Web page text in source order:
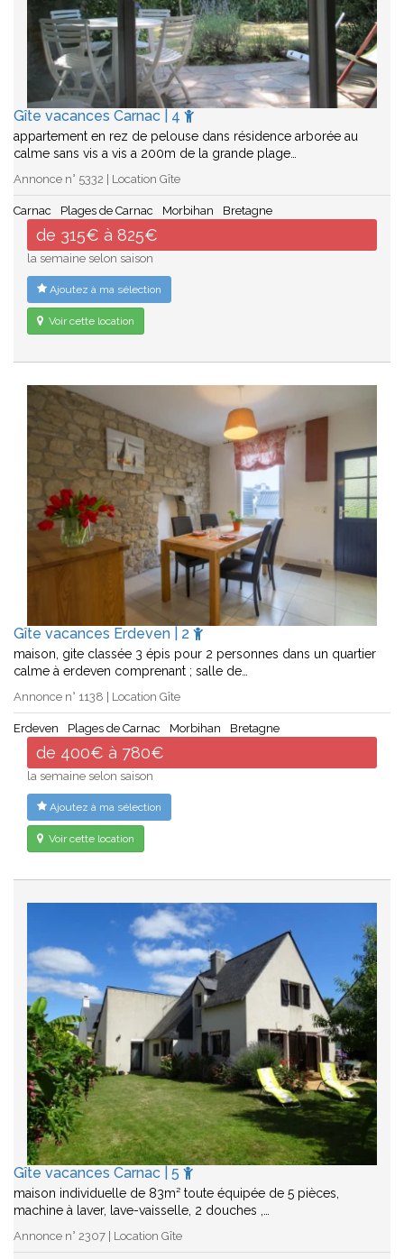
Gîte vacances Carnac | 4
appartement en rez de pelouse dans résidence arborée au
calme sans vis a vis a 200m de la grande plage…
Annonce n° 5332 | Location Gîte
Carnac Plages de Carnac Morbihan Bretagne
de 315€ à 825€
la semaine selon saison
Ajoutez à ma sélection
Voir cette location
Gîte vacances Erdeven | 2
maison, gite classée 3 épis pour 2 personnes dans un quartier
calme à erdeven comprenant ; salle de…
Annonce n° 1138 | Location Gîte
Erdeven Plages de Carnac Morbihan Bretagne
de 400€ à 780€
la semaine selon saison
Ajoutez à ma sélection
Voir cette location
Gîte vacances Carnac | 5
maison individuelle de 83m² toute équipée de 5 pièces,
machine à laver, lave-vaisselle, 2 douches ,…
Annonce n° 2307 | Location Gîte